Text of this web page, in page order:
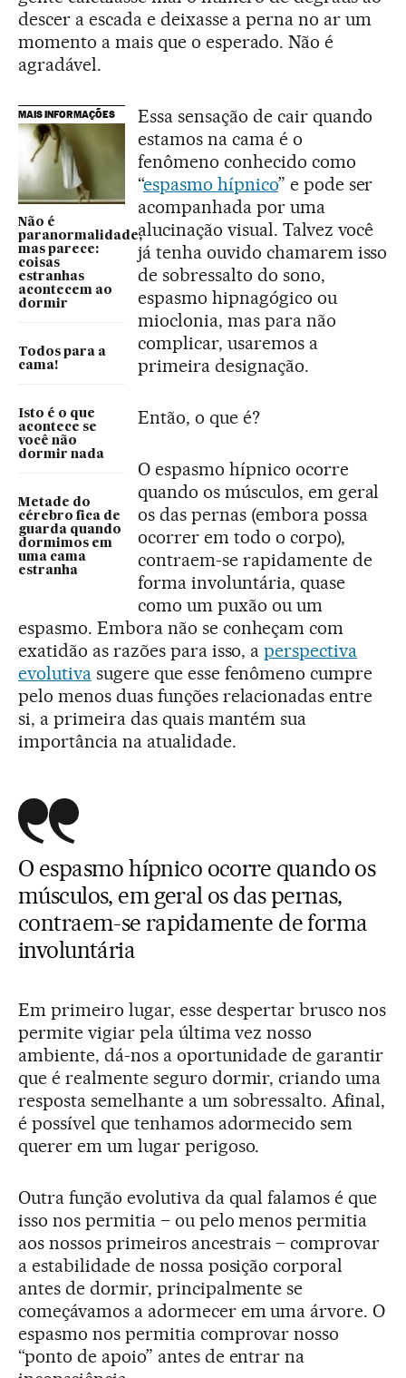
descer a escada e deixasse a perna no ar um
momento a mais que o esperado. Não é
agradável.
MAIS INFORMAÇÕES
Não é
paranormalidade,
mas parece:
coisas
estranhas
acontecem ao
dormir
Todos para a
cama!
Isto é o que
acontece se
você não
dormir nada
Metade do
cérebro fica de
guarda quando
dormimos em
uma cama
estranha
Essa sensação de cair quando
estamos na cama é o
fenômeno conhecido como
“espasmo hípnico” e pode ser
acompanhada por uma
alucinação visual. Talvez você
já tenha ouvido chamarem isso
de sobressalto do sono,
espasmo hipnagógico ou
mioclonia, mas para não
complicar, usaremos a
primeira designação.
Então, o que é?
O espasmo hípnico ocorre
quando os músculos, em geral
os das pernas (embora possa
ocorrer em todo o corpo),
contraem-se rapidamente de
forma involuntária, quase
como um puxão ou um
espasmo. Embora não se conheçam com
exatidão as razões para isso, aperspectiva
evolutivasugere que esse fenômeno cumpre
pelo menos duas funções relacionadas entre
si, a primeira das quais mantém sua
importância na atualidade.
O espasmo hípnico ocorre quando os
músculos, em geral os das pernas,
contraem-se rapidamente de forma
involuntária
Em primeiro lugar, esse despertar brusco nos
permite vigiar pela última vez nosso
ambiente, dá-nos a oportunidade de garantir
que é realmente seguro dormir, criando uma
resposta semelhante a um sobressalto. Afinal,
é possível que tenhamos adormecido sem
querer em um lugar perigoso.
Outra função evolutiva da qual falamos é que
isso nos permitia – ou pelo menos permitia
aos nossos primeiros ancestrais – comprovar
a estabilidade de nossa posição corporal
antes de dormir, principalmente se
começávamos a adormecer em uma árvore. O
espasmo nos permitia comprovar nosso
“ponto de apoio” antes de entrar na